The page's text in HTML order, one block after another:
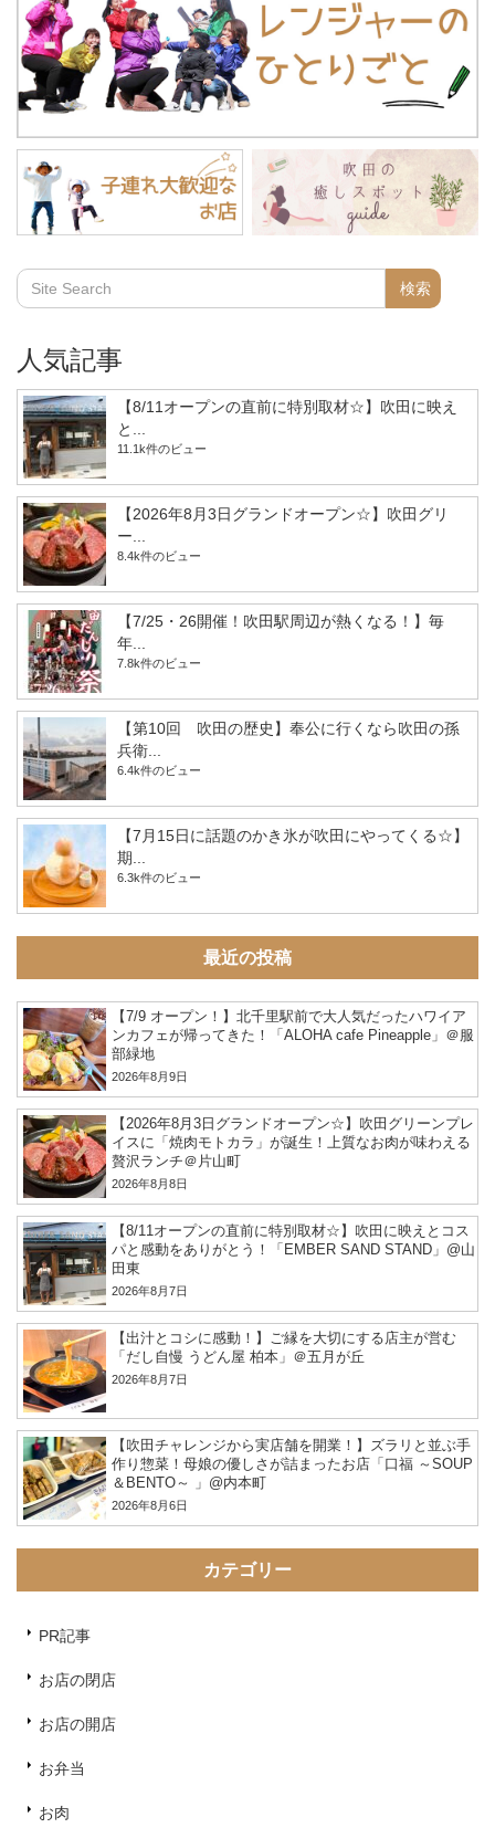
人気記事
【8/11オープンの直前に特別取材☆】吹田に映え
と...
11.1k件のビュー
【2026年8月3日グランドオープン☆】吹田グリ
ー...
8.4k件のビュー
【7/25・26開催！吹田駅周辺が熱くなる！】毎
年...
7.8k件のビュー
【第10回 吹田の歴史】奉公に行くなら吹田の孫
兵衛...
6.4k件のビュー
【7月15日に話題のかき氷が吹田にやってくる☆】
期...
6.3k件のビュー
最近の投稿
【7/9 オープン！】北千里駅前で大人気だったハワイア
ンカフェが帰ってきた！「ALOHA cafe Pineapple」＠服
部緑地
2026年8月9日
【2026年8月3日グランドオープン☆】吹田グリーンプレ
イスに「焼肉モトカラ」が誕生！上質なお肉が味わえる
贅沢ランチ＠片山町
2026年8月8日
【8/11オープンの直前に特別取材☆】吹田に映えとコス
パと感動をありがとう！「EMBER SAND STAND」@山
田東
2026年8月7日
【出汁とコシに感動！】ご縁を大切にする店主が営む
「だし自慢 うどん屋 柏本」＠五月が丘
2026年8月7日
【吹田チャレンジから実店舗を開業！】ズラリと並ぶ手
作り惣菜！母娘の優しさが詰まったお店「口福 ～SOUP
＆BENTO～ 」@内本町
2026年8月6日
カテゴリー
PR記事
お店の閉店
お店の開店
お弁当
お肉